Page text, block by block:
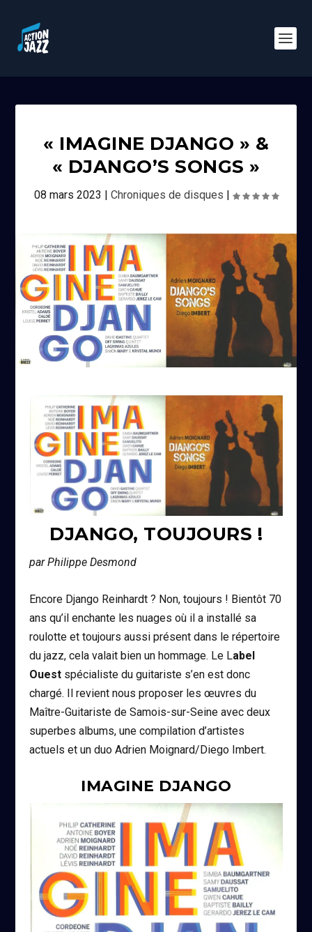
« IMAGINE DJANGO » &
« DJANGO’S SONGS »
08 mars 2023 | Chroniques de disques |
DJANGO, TOUJOURS !
par Philippe Desmond
Encore Django Reinhardt ? Non, toujours ! Bientôt 70
ans qu’il enchante les nuages où il a installé sa
roulotte et toujours aussi présent dans le répertoire
du jazz, cela valait bien un hommage. Le Label
Ouest spécialiste du guitariste s’en est donc
chargé. Il revient nous proposer les œuvres du
Maître-Guitariste de Samois-sur-Seine avec deux
superbes albums, une compilation d’artistes
actuels et un duo Adrien Moignard/Diego Imbert.
IMAGINE DJANGO